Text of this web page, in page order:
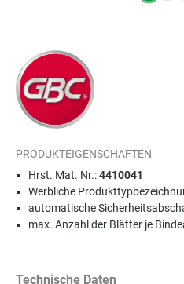
PRODUKTEIGENSCHAFTEN
Hrst. Mat. Nr.:4410041
Werbliche
automatische
max. Anzahl der Blätter je
Technische Daten